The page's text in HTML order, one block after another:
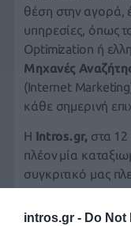
intros.gr - Do
θέση στην αγορά,
υπηρεσίες, όπως
Optimization ή
Μηχανές
(Internet
κάθε σημερινή
Η Intros.gr, στα 12
πλέον μία
συγκριτικό μας
περισσότερων
στο χώρο σήμερα,